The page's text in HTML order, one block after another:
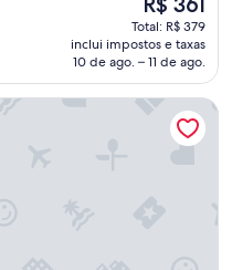
preço
é
de
R$ 361
Total: R$ 379
inclui impostos e taxas
10 de ago. – 11 de ago.